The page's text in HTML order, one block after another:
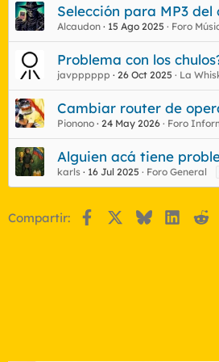
Selección para MP3 del
Alcaudon 15 Ago 2025 Foro
Problema con los
javpppppp 26 Oct 2025 La
Cambiar router de
Pionono 24 May 2026 Foro
Alguien acá tiene
karls 16 Jul 2025 Foro General
Compartir: FacebookBluesky